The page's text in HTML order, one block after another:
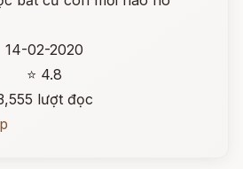
14-02-2020
⭐ 4.8
lượt đọc